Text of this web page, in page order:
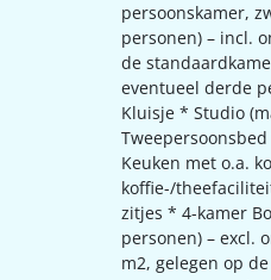
persoonskamer,
personen) – incl.
de
eventueel derde
Kluisje * Studio
Keuken met o.a.
koffie-/
zitjes * 4-kamer
personen) – excl.
m2, gelegen op